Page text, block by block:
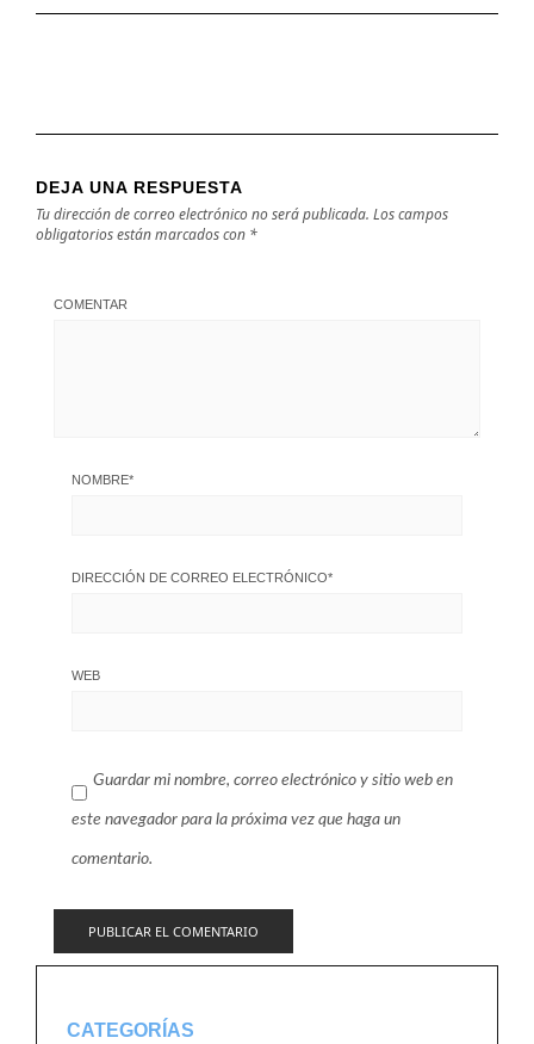
DEJA UNA RESPUESTA
Tu dirección de correo electrónico no será publicada. Los campos
obligatorios están marcados con *
COMENTAR
NOMBRE*
DIRECCIÓN DE CORREO ELECTRÓNICO*
WEB
Guardar mi nombre, correo electrónico y sitio web en
este navegador para la próxima vez que haga un
comentario.
CATEGORÍAS